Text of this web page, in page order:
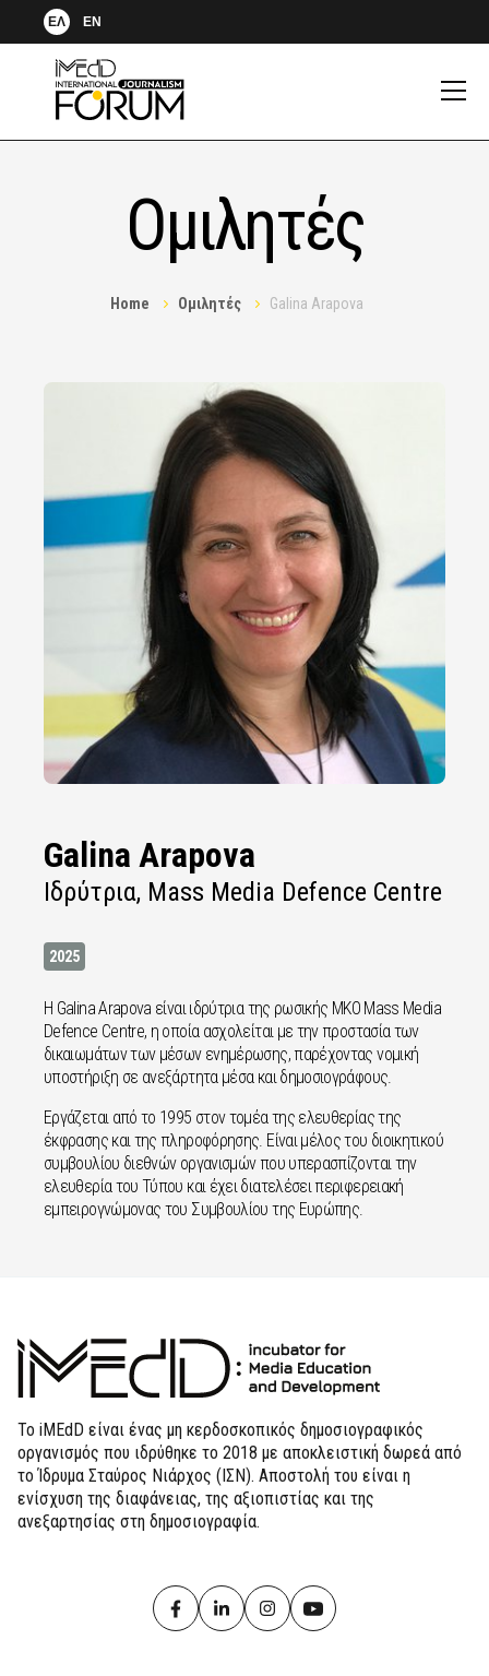
ΕΛ EN
Ομιλητές
Home Ομιλητές Galina Arapova
Galina Arapova
Iδρύτρια, Mass Media Defence Centre
2025
Η Galina Arapova είναι ιδρύτρια της ρωσικής ΜΚΟ Mass Media
Defence Centre, η οποία ασχολείται με την προστασία των
δικαιωμάτων των μέσων ενημέρωσης, παρέχοντας νομική
υποστήριξη σε ανεξάρτητα μέσα και δημοσιογράφους.
Εργάζεται από το 1995 στον τομέα της ελευθερίας της
έκφρασης και της πληροφόρησης. Είναι μέλος του διοικητικού
συμβουλίου διεθνών οργανισμών που υπερασπίζονται την
ελευθερία του Τύπου και έχει διατελέσει περιφερειακή
εμπειρογνώμονας του Συμβουλίου της Ευρώπης.
Το iMEdD είναι ένας μη κερδοσκοπικός δημοσιογραφικός
οργανισμός που ιδρύθηκε το 2018 με αποκλειστική δωρεά από
το Ίδρυμα Σταύρος Νιάρχος (ΙΣΝ). Αποστολή του είναι η
ενίσχυση της διαφάνειας, της αξιοπιστίας και της
ανεξαρτησίας στη δημοσιογραφία.